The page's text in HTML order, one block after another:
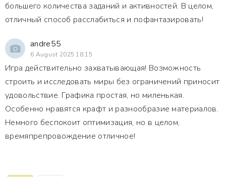
большего количества заданий и активностей. В целом,
отличный способ расслабиться и пофантазировать!
andre55
6 August 2025 18:15
Игра действительно захватывающая! Возможность
строить и исследовать миры без ограничений приносит
удовольствие. Графика простая, но миленькая.
Особенно нравятся крафт и разнообразие материалов.
Немного беспокоит оптимизация, но в целом,
времяпрепровождение отличное!